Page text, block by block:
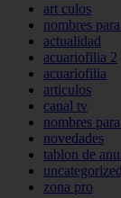
art culos
nombres
actualidad
acuariofilia 2
acuariofilia
articulos
canal tv
nombres
novedades
tablon de
uncategorized
zona pro